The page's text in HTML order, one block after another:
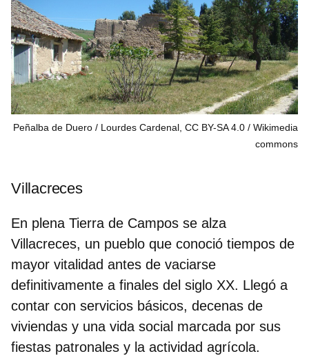
Peñalba de Duero / Lourdes Cardenal, CC BY-SA 4.0
Wikimedia
commons
Villacreces
En plena Tierra de Campos se alza
Villacreces, un pueblo que conoció tiempos de
mayor vitalidad antes de vaciarse
definitivamente a finales del siglo XX. Llegó a
contar con servicios básicos, decenas de
viviendas y una vida social marcada por sus
fiestas patronales y la actividad agrícola.